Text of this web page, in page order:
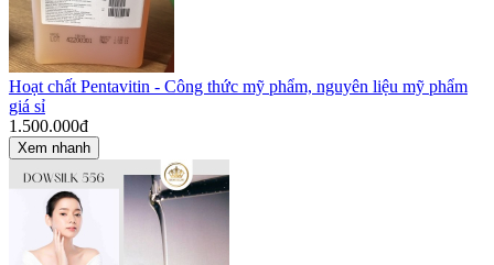
Hoạt chất Pentavitin - Công thức mỹ phẩm, nguyên liệu mỹ phẩm
giá sỉ
1.500.000đ
Xem nhanh